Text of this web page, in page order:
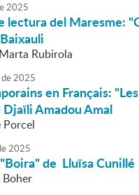
2025
lectura del Maresme:
Rubirola
de2025
en Français: "Les
Amadou Amal
Porcel
2025
de Lluïsa Cunillé